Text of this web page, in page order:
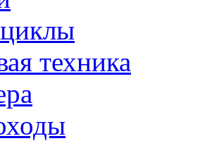
техника